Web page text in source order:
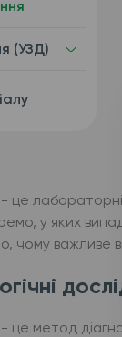
(УЗД)
це
у яких
важливе
- це метод